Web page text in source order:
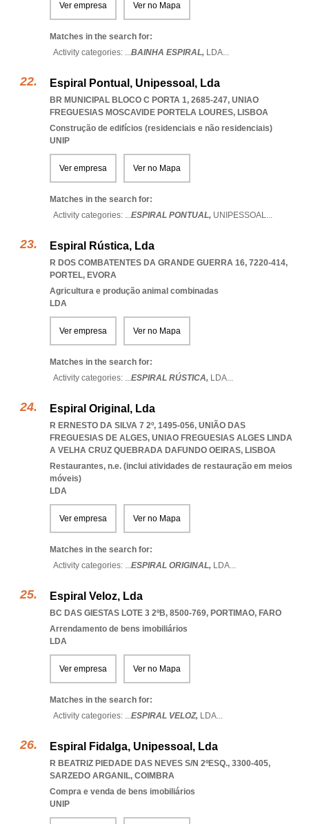
Ver empresa Ver no Mapa
Matches in the search for:
Activity categories: ...BAINHA ESPIRAL, LDA...
Espiral Pontual, Unipessoal, Lda
BR MUNICIPAL BLOCO C PORTA 1, 2685-247, UNIAO
FREGUESIAS MOSCAVIDE PORTELA LOURES, LISBOA
Construção de edifícios (residenciais e não residenciais)
UNIP
Ver empresa Ver no Mapa
Matches in the search for:
Activity categories: ...ESPIRAL PONTUAL, UNIPESSOAL...
Espiral Rústica, Lda
R DOS COMBATENTES DA GRANDE GUERRA 16, 7220-414,
PORTEL, EVORA
Agricultura e produção animal combinadas
LDA
Ver empresa Ver no Mapa
Matches in the search for:
Activity categories: ...ESPIRAL RÚSTICA, LDA...
Espiral Original, Lda
R ERNESTO DA SILVA 7 2º, 1495-056, UNIÃO DAS
FREGUESIAS DE ALGES, UNIAO FREGUESIAS ALGES LINDA
A VELHA CRUZ QUEBRADA DAFUNDO OEIRAS, LISBOA
Restaurantes, n.e. (inclui atividades de restauração em meios
móveis)
LDA
Ver empresa Ver no Mapa
Matches in the search for:
Activity categories: ...ESPIRAL ORIGINAL, LDA...
Espiral Veloz, Lda
BC DAS GIESTAS LOTE 3 2ºB, 8500-769, PORTIMAO, FARO
Arrendamento de bens imobiliários
LDA
Ver empresa Ver no Mapa
Matches in the search for:
Activity categories: ...ESPIRAL VELOZ, LDA...
Espiral Fidalga, Unipessoal, Lda
R BEATRIZ PIEDADE DAS NEVES S/N 2ºESQ., 3300-405,
SARZEDO ARGANIL, COIMBRA
Compra e venda de bens imobiliários
UNIP